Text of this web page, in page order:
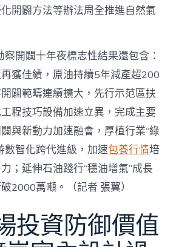
開闢方法等辦法周全推進自然氣
開闢十年夜標志性結果還包含：
獲佳績，原油持續5年減產超200
闢範疇連續擴大，先行示范區扶
程技巧設備加速立異，完成主要
與新動力加速融會，厚植行業“綠
數智化跨代進級，加速包養行情培
；延伸石油踐行“穩油增氣”成長
2000萬噸。（記者 張翼）
投資防御價值